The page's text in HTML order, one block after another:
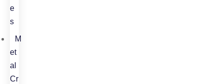
e
s
M
et
al
Cr